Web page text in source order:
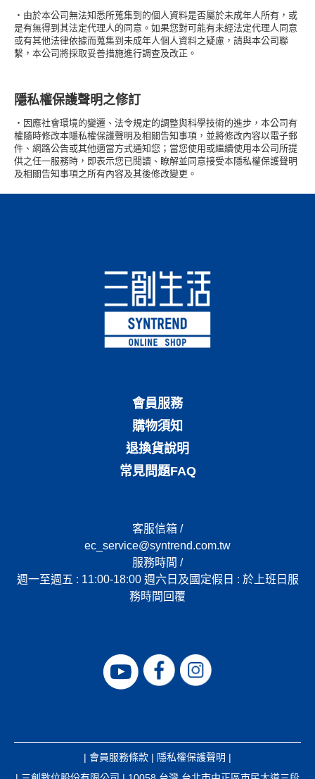
・由於本公司無法知悉所蒐集到的個人資料是否屬於未成年人所有，或
是有無得到其法定代理人的同意。如果您對可能有未經法定代理人同意
或有其他法律依據而蒐集到未成年人個人資料之疑慮，請與本公司聯
繫，本公司將採取妥善措施進行調查及改正。
隱私權保護聲明之修訂
・因應社會環境的變遷、法令規定的調整與科學技術的進步，本公司有
權隨時修改本隱私權保護聲明及相關告知事項，並將修改內容以電子郵
件、網路公告或其他適當方式通知您；當您使用或繼續使用本公司所提
供之任一服務時，即表示您已閱讀、瞭解並同意接受本隱私權保護聲明
及相關告知事項之所有內容及其後修改變更。
會員服務
購物須知
退換貨說明
常見問題FAQ
客服信箱 /
ec_service@syntrend.com.tw
服務時間 /
週一至週五 : 11:00-18:00 週六日及國定假日 : 於上班日服
務時間回覆
| 會員服務條款 | 隱私權保護聲明 |